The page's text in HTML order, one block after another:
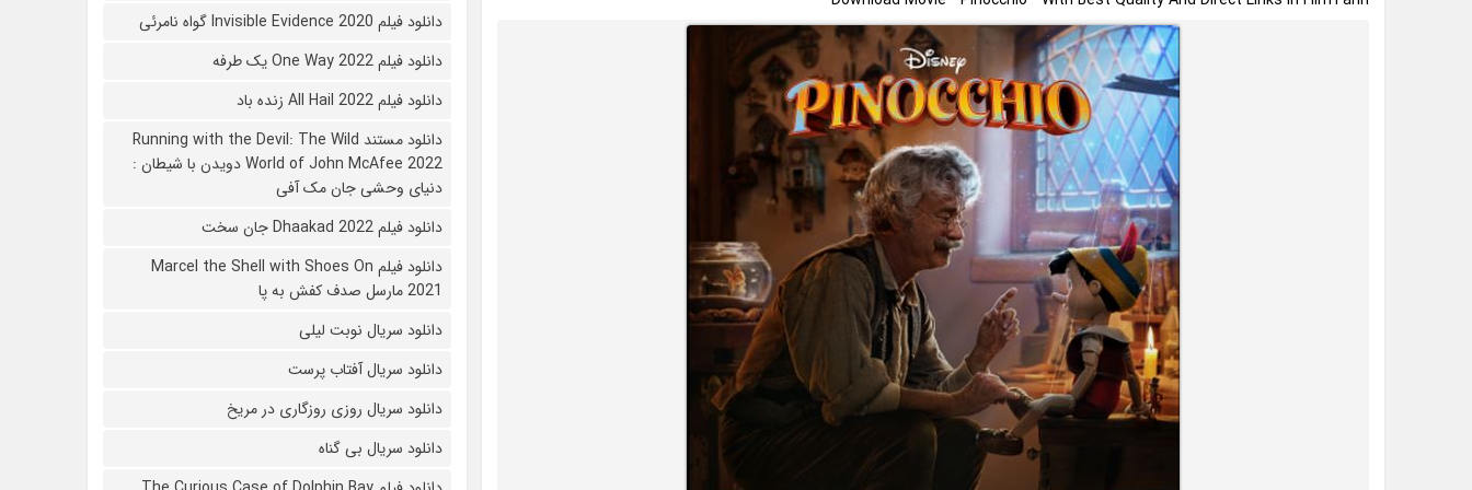
دانلود فیلم 2020 Invisible Evidence گواه نامرئی
دانلود فیلم One Way 2022 یک طرفه
دانلود فیلم All Hail 2022 زنده باد
دانلود مستند Running with the Devil: The Wild
World of John McAfee 2022 دویدن با شیطان :
دنیای وحشی جان مک آفی
دانلود فیلم Dhaakad 2022 جان سخت
دانلود فیلم Marcel the Shell with Shoes On
2021 مارسل صدف کفش به پا
دانلود سریال نوبت لیلی
دانلود سریال آفتاب پرست
دانلود سریال روزی روزگاری در مریخ
دانلود سریال بی گناه